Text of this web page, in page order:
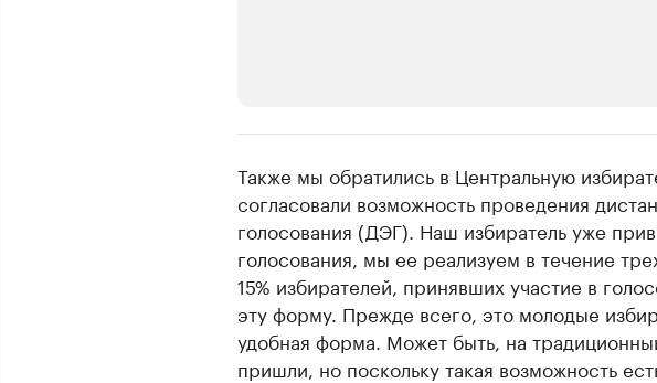
Крупнейшие производители и
Ознакомьтесь с информацией в каталоге
Также мы обратились в Центральную
согласовали возможность проведения
голосования (ДЭГ). Наш избиратель уже
голосования, мы ее реализуем в течение
15% избирателей, принявших участие в
эту форму. Прежде всего, это молодые
удобная форма. Может быть, на
пришли, но поскольку такая возможность